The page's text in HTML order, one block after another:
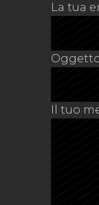
La tua
Il tuo